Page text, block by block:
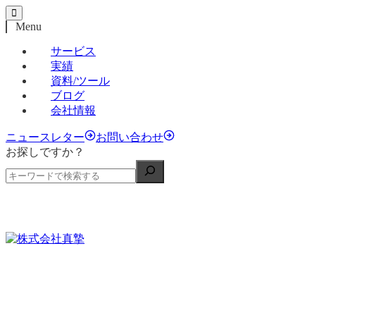
Menu
サービス
実績
資料/ツール
ブログ
会社情報
ニュースレター
お問い合わせ
お探しですか？